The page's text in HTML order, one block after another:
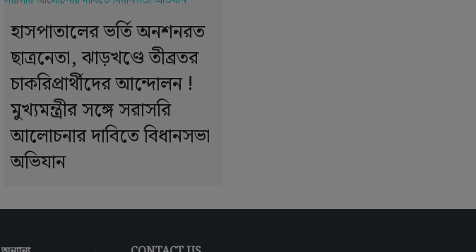
হাসপাতালের ভর্তি অনশনরত
ছাত্রনেতা, ঝাড়খণ্ডে তীব্রতর
চাকরিপ্রার্থীদের আন্দোলন !
মুখ্যমন্ত্রীর সঙ্গে সরাসরি
আলোচনার দাবিতে বিধানসভা
অভিযান